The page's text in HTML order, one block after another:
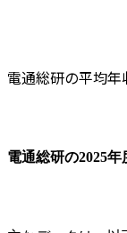
Q2.電通総研の
電通総研の平均
電通総研の2025